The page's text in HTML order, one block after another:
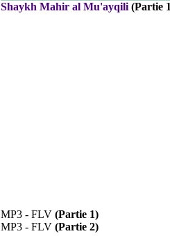
Shaykh Mahir al Mu'ayqili (Partie
MP3 - FLV (Partie 1)
MP3 - FLV (Partie 2)